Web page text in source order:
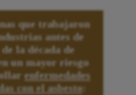
que trabajaron
antes de
la década de
un mayor riesgo
enfermedades
con el asbesto: